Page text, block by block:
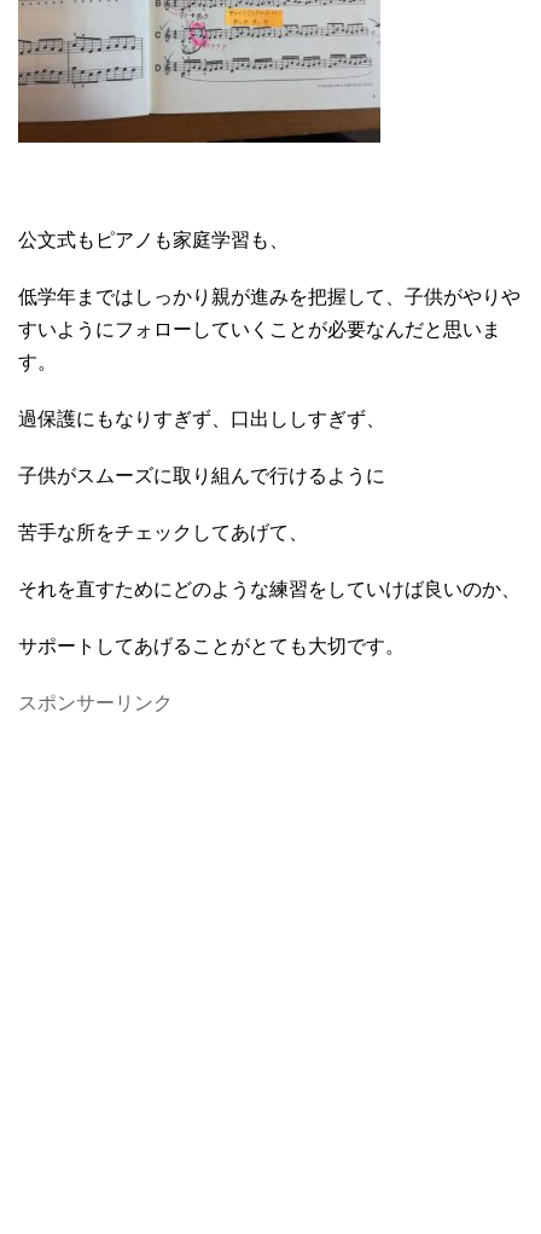
公文式もピアノも家庭学習も、
低学年まではしっかり親が進みを把握して、子供がやりや
すいようにフォローしていくことが必要なんだと思いま
す。
過保護にもなりすぎず、口出ししすぎず、
子供がスムーズに取り組んで行けるように
苦手な所をチェックしてあげて、
それを直すためにどのような練習をしていけば良いのか、
サポートしてあげることがとても大切です。
スポンサーリンク